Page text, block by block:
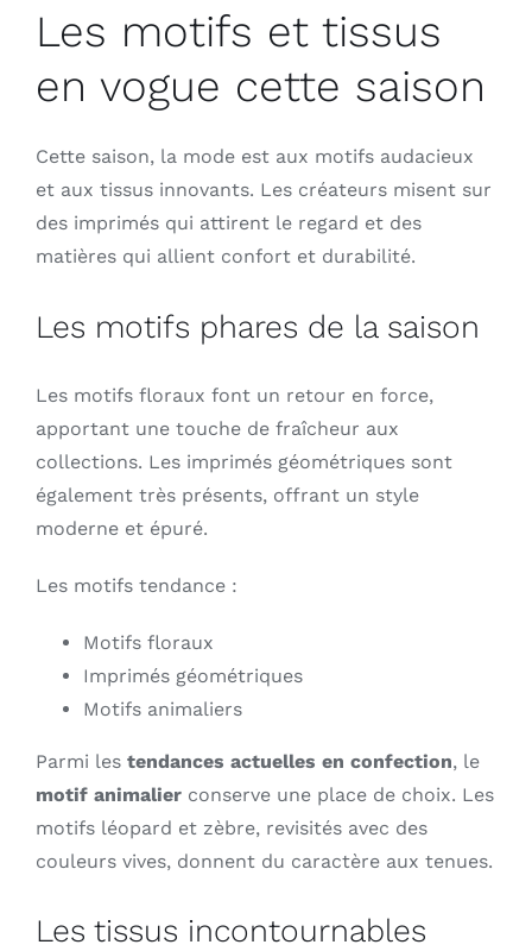
Les motifs et tissus
en vogue cette saison
Cette saison, la mode est aux motifs audacieux
et aux tissus innovants. Les créateurs misent sur
des imprimés qui attirent le regard et des
matières qui allient confort et durabilité.
Les motifs phares de la saison
Les motifs floraux font un retour en force,
apportant une touche de fraîcheur aux
collections. Les imprimés géométriques sont
également très présents, offrant un style
moderne et épuré.
Les motifs tendance :
Motifs floraux
Imprimés géométriques
Motifs animaliers
Parmi les tendances actuelles en confection, le
motif animalierconserve une place de choix. Les
motifs léopard et zèbre, revisités avec des
couleurs vives, donnent du caractère aux tenues.
Les tissus incontournables